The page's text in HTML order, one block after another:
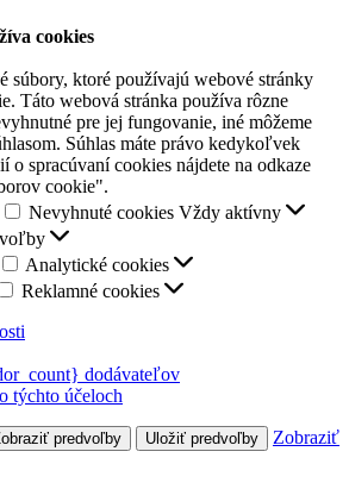
cookies
súbory, ktoré používajú webové stránky
Táto webová stránka používa rôzne
pre jej fungovanie, iné môžeme
Súhlas máte právo kedykoľvek
spracúvaní cookies nájdete na odkaze
cookie".
Nevyhnuté cookies Vždy aktívny
Analytické cookies
Reklamné cookies
dodávateľov
týchto účeloch
predvoľby Uložiť predvoľby
Zobraziť